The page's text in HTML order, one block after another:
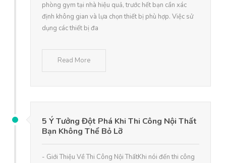
phòng gym tại nhà hiệu quả, trước hết bạn cần xác
định không gian và lựa chọn thiết bị phù hợp. Việc sử
dụng các thiết bị đa
Read More
5 Ý Tưởng Đột Phá Khi Thi Công Nội Thất
Bạn Không Thể Bỏ Lỡ
- Giới Thiệu Về Thi Công Nội ThấtKhi nói đến thi công